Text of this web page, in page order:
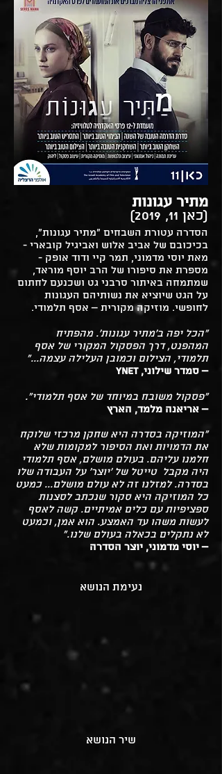
מתיר עגונות
(כאן 11, 2019)
הסדרה עטורת השבחים “מתיר עגונות”,
בכיכובם של אביב אלוש ואביגיל קובארי -
מאת יוסי מדמוני, תמר קיי ודוד אופק -
מספרת את סיפורו של הרב יוסף מוראד,
שמתמחה באיתור סרבני גט ושכנעם לחתום
על הגט שיוציא את נשותיהם העגונות
לחופשי. מוזיקה מקורית – אסף תלמודי.
"הכל יפה ב'מתיר עגונות'. מהפתיח
המהפנט, דרך הפסקול המקורי של אסף
תלמודי, הצילום וכמובן העלילה עצמה..."
– סמדר שילוני, Ynet
"פסקול משובח במיוחד של אסף תלמודי".
– אריאנה מלמד, הארץ
״המוזיקה בסדרה היא שחקן מרכזי שלוקח
את הדמויות ואת הסיפור למקומות שלא
חלמנו עליהם. בעולם מושלם, אסף תלמודי
היה מקבל טייטל של 'יוצר' על העבודה שלו
בסדרה. למזלנו זה לא עולם מושלם... כמעט
כל המוזיקה היא סקור שנכתב לסצנות
ספציפיות עם כלים אמיתיים. קשה לאסף
לעשות משהו עד האמצע. הוא אמן, וכמעט
לא נתקלים בכאלה בעולם שלנו.״
– יוסי מדמוני, יוצר הסדרה
נעימת הנושא
שיר הנושא